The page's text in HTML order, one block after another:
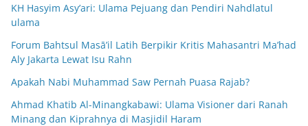
KH Hasyim Asy’ari: Ulama Pejuang dan Pendiri Nahdlatul
ulama
Forum Bahtsul Masā’il Latih Berpikir Kritis Mahasantri Ma’had
Aly Jakarta Lewat Isu Rahn
Apakah Nabi Muhammad Saw Pernah Puasa Rajab?
Ahmad Khatib Al-Minangkabawi: Ulama Visioner dari Ranah
Minang dan Kiprahnya di Masjidil Haram